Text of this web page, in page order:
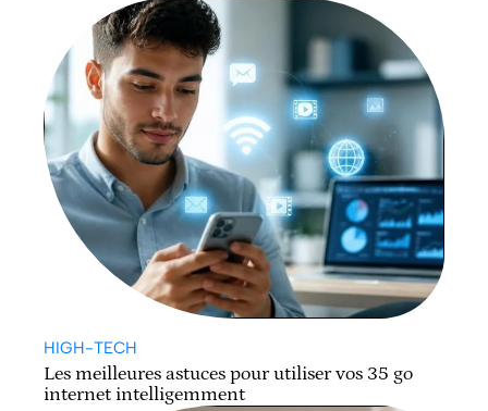
HIGH-TECH
Les meilleures astuces pour utiliser vos 35 go
internet intelligemment